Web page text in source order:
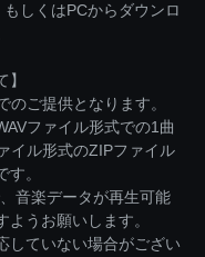
しくはPCからダウンロ
のご提供となります。
ファイル形式での1曲
イル形式のZIPファイル
。
音楽データが再生可能
うお願いします。
していない場合がござい